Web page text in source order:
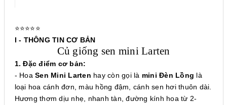
⭐⭐⭐⭐⭐
I - THÔNG TIN CƠ BẢN
Củ giống sen mini Larten
1. Đặc điểm cơ bản:
- Hoa Sen Mini Larten hay còn gọi là mini Đèn Lồng là
loại hoa cánh đơn, màu hồng đậm, cánh sen hơi thuôn dài.
Hương thơm dịu nhẹ, nhanh tàn, đường kính hoa từ 2-